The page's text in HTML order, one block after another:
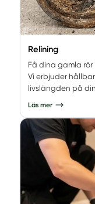
Relining
Få dina gamla rör
Vi erbjuder
livslängden på
Läs mer